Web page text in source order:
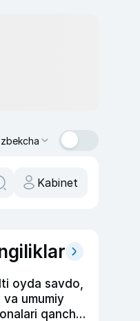
Kabinet
oyda savdo,
va umumiy
qancha